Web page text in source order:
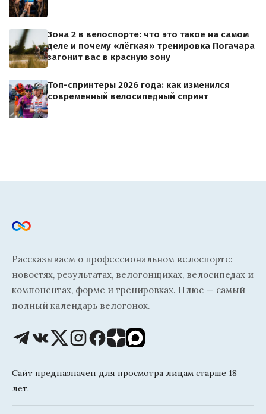
Зона 2 в велоспорте: что это такое на самом
деле и почему «лёгкая» тренировка Погачара
загонит вас в красную зону
Топ-спринтеры 2026 года: как изменился
современный велосипедный спринт
Рассказываем о профессиональном велоспорте:
новостях, результатах, велогонщиках, велосипедах и
компонентах, форме и тренировках. Плюс — самый
полный календарь велогонок.
Сайт предназначен для просмотра лицам старше 18
лет.